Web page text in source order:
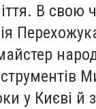
В свою
у Києві й